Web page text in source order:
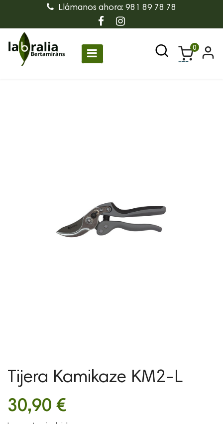
Llámanos ahora: 981 89 78 78
Navegación
de
☰
0
Tijera Kamikaze KM2-L
30,90 €